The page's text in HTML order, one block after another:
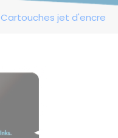
Cartouches jet d'encre